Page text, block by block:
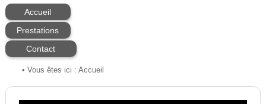
Accueil
Prestations
Contact
• Vous êtes ici : Accueil